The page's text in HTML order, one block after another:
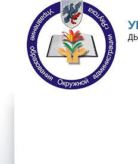
Перейти к основному содержанию
Skip to search